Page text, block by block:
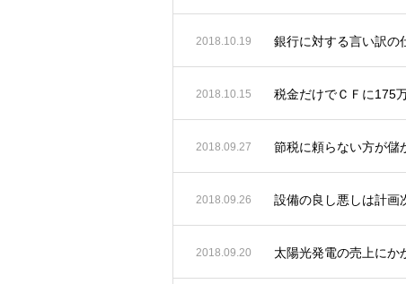
2018.10.19 銀行に対する言い訳の
2018.10.15 税金だけでＣＦに175
2018.09.27 節税に頼らない方が儲
2018.09.26 設備の良し悪しは計画
2018.09.20 太陽光発電の売上にか